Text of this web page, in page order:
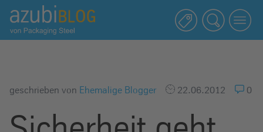
A
z
u
b
o
geschrieben von Ehemalige Blogger 22.06.2012 0